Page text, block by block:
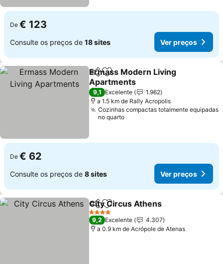
De € 123
Consulte os preços de 18 sites Ver preços
PartilharAdicionar aos favoritos
Ermass Modern Living
Apartments
9,1 Excelente
1.962
a 1.5 km de Rally Acropolis
Cozinhas compactas totalmente equipadas
no quarto
De € 62
Consulte os preços de 8 sites Ver preços
PartilharAdicionar aos favoritos
City Circus Athens
4 Estrelas
9,2 Excelente
4.307
a 0.9 km de Acrópole de Atenas